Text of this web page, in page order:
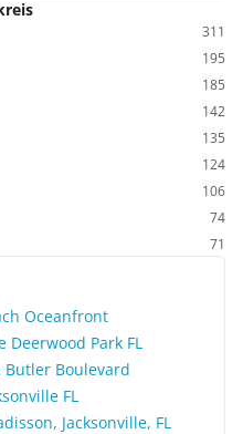
311
195
185
142
135
124
106
74
71
Oceanfront
Deerwood Park FL
Butler Boulevard
FL
Jacksonville, FL